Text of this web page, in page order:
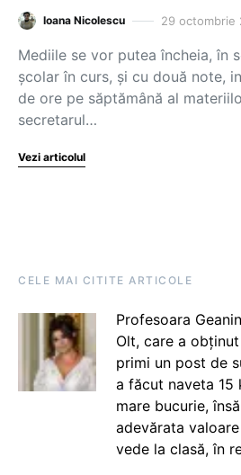
Ioana Nicolescu 29 octombrie
Mediile se vor putea încheia, în
școlar în curs, și cu două note,
de ore pe săptămână al
secretarul…
Vezi articolul
CELE MAI CITITE ARTICOLE
Profesoara
Olt, care a
primi un post de
a făcut naveta 15
mare bucurie,
adevărata
vede la clasă, în